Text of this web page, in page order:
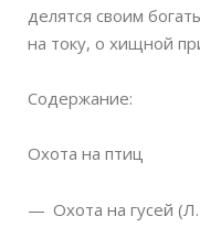
делятся своим
на току, о хищной
Содержание:
Охота на птиц
Охота на гусей